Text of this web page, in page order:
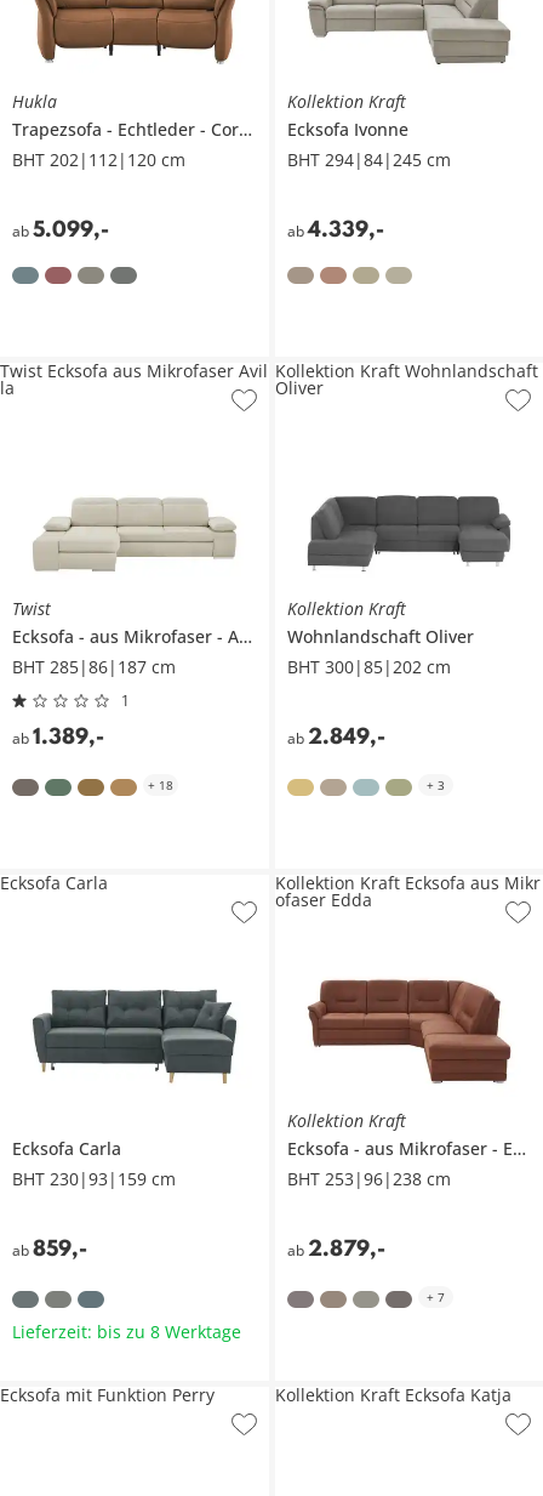
Hukla
Trapezsofa
Echtleder
Corina
BHT 202|112|120 cm
ab5.099,-
Kollektion Kraft
Ecksofa Ivonne
BHT 294|84|245 cm
ab4.339,-
Twist
Ecksofa
aus Mikrofaser
Avilla
BHT 285|86|187 cm
1
ab1.389,-
Twist Ecksofa aus Mikrofaser Avil
la
+ 18
Kollektion Kraft
Wohnlandschaft Oliver
BHT 300|85|202 cm
ab 2.849,-
Kollektion Kraft Wohnlandschaft
Oliver
+ 3
Ecksofa Carla
BHT 230|93|159 cm
ab859,-
Ecksofa Carla
Lieferzeit: bis zu 8 Werktage
Kollektion Kraft
Ecksofa
aus Mikrofaser
Edda
BHT 253|96|238 cm
ab 2.879,-
Kollektion Kraft Ecksofa aus Mikr
ofaser Edda
+ 7
Ecksofa mit Funktion Perry Kollektion Kraft Ecksofa Katja